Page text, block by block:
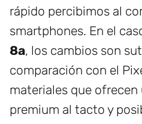
rápido percibimos al
smartphones. En el
8a, los cambios son
comparación con el
materiales que ofrecen
premium al tacto y